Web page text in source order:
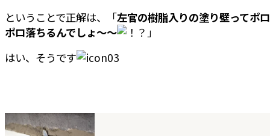
ということで正解は、「左官の樹脂入りの塗り壁ってポロ
ポロ落ちるんでしょ～～
」
はい、そうです